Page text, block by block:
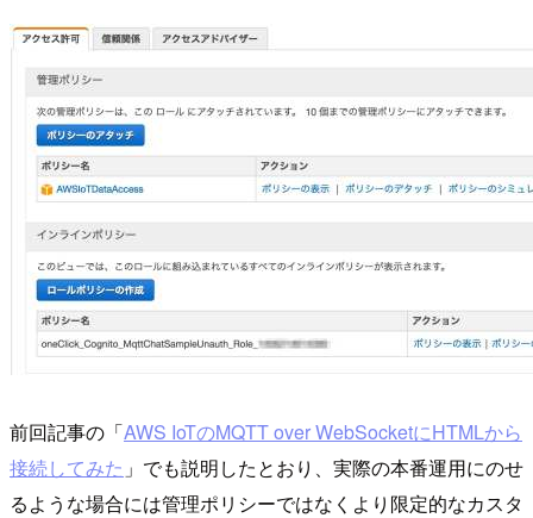
前回記事の「AWS IoTのMQTT over WebSocketにHTMLから
接続してみた 」でも説明したとおり、実際の本番運用にのせ
るような場合には管理ポリシーではなくより限定的なカスタ